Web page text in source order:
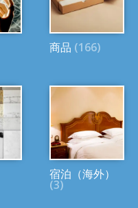
商品 (166)
宿泊（海外）
(3)